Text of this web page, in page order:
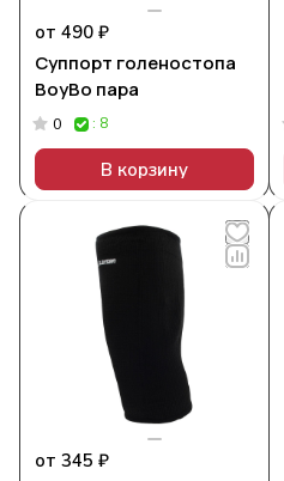
от 490 ₽
Суппорт голеностопа
BoyBo пара
0 : 8
В корзину
от 345 ₽